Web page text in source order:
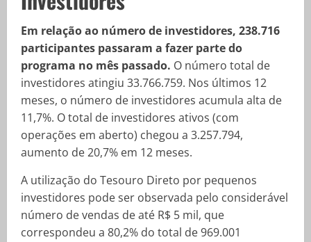
Em relação ao número de investidores, 238.716
participantes passaram a fazer parte do
programa no mês passado. O número total de
investidores atingiu 33.766.759. Nos últimos 12
meses, o número de investidores acumula alta de
11,7%. O total de investidores ativos (com
operações em aberto) chegou a 3.257.794,
aumento de 20,7% em 12 meses.
A utilização do Tesouro Direto por pequenos
investidores pode ser observada pelo considerável
número de vendas de até R$ 5 mil, que
correspondeu a 80,2% do total de 969.001